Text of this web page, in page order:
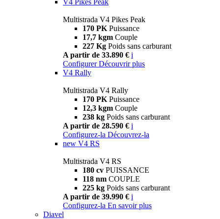
Multistrada V4 Pikes Peak
170 PK Puissance
17,7 kgm Couple
227 Kg Poids sans carburant
A partir de 33.890 € i
Configurer Découvrir plus
V4 Rally
Multistrada V4 Rally
170 PK Puissance
12,3 kgm Couple
238 kg Poids sans carburant
A partir de 28.590 € i
Configurez-la Découvrez-la
new V4 RS
Multistrada V4 RS
180 cv PUISSANCE
118 nm COUPLE
225 kg Poids sans carburant
A partir de 39.990 € i
Configurez-la En savoir plus
Diavel